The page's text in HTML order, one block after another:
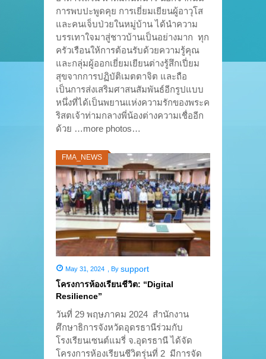
การพบปะพูดคุย การเยี่ยมเยียนผู้อาวุโส
และคนเจ็บป่วยในหมู่บ้าน ได้นำความ
บรรเทาใจมาสู่ชาวบ้านเป็นอย่างมาก ทุก
ครัวเรือนให้การต้อนรับด้วยความรู้คุณ
และกลุ่มผู้ออกเยี่ยมเยียนต่างรู้สึกเปี่ยม
สุขจากการปฏิบัติเมตตาจิต และถือ
เป็นการส่งเสริมศาสนสัมพันธ์อีกรูปแบบ
หนึ่งที่ได้เป็นพยานแห่งความรักของพระค
ริสตเจ้าท่ามกลางพี่น้องต่างความเชื่ออีก
ด้วย …more photos…
FMA_NEWS
May 31, 2024 By support
โครงการห้องเรียนชีวิต: “Digital
Resilience”
วันที่ 29 พฤษภาคม 2024 สำนักงาน
ศึกษาธิการจังหวัดอุดรธานีร่วมกับ
โรงเรียนเซนต์แมรี่ จ.อุดรธานี ได้จัด
โครงการห้องเรียนชีวิตรุ่นที่ 2 มีการจัด